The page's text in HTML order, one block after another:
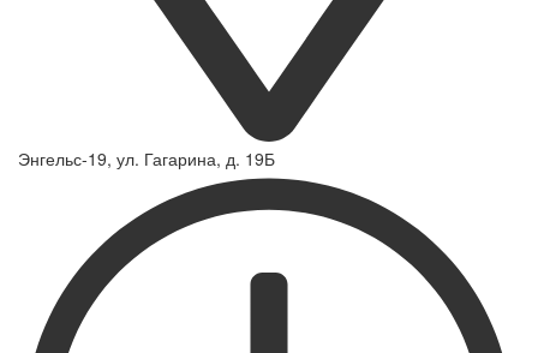
Энгельс-19, ул. Гагарина, д. 19Б